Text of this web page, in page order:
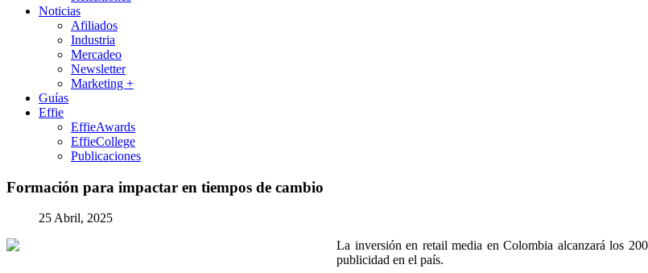
Noticias
Afiliados
Industria
Mercadeo
Newsletter
Marketing +
Guías
Effie
EffieAwards
EffieCollege
Publicaciones
Formación para impactar en tiempos de cambio
25 Abril, 2025
La inversión en retail media en Colombia alcanzará los
publicidad en el país.